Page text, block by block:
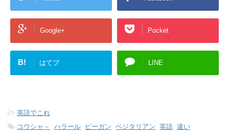
Google+ Pocket
B! はてブ LINE
-英語でこれ
-コウシャ－ ハラール ビーガン ベジタリアン 英語 違い